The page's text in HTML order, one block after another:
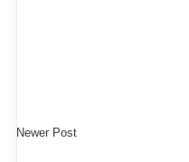
Newer Post